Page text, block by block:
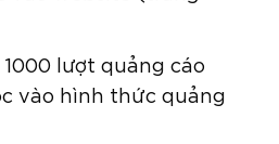
lượt quảng cáo
vào hình thức quảng